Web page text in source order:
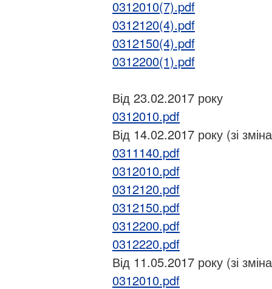
0312010(7).pdf
0312120(4).pdf
0312150(4).pdf
0312200(1).pdf
Від 23.02.2017 року
0312010.pdf
Від 14.02.2017 року (зі
0311140.pdf
0312010.pdf
0312120.pdf
0312150.pdf
0312200.pdf
0312220.pdf
Від 11.05.2017 року (зі
0312010.pdf